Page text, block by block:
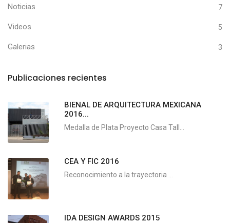
Noticias 7
Videos 5
Galerias 3
Publicaciones recientes
BIENAL DE ARQUITECTURA MEXICANA
2016...
Medalla de Plata Proyecto Casa Tall...
CEA Y FIC 2016
Reconocimiento a la trayectoria ...
IDA DESIGN AWARDS 2015